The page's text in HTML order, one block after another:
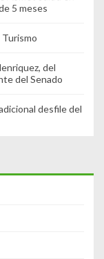
5 meses
del
del Senado
desfile del